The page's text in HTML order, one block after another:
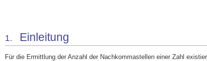
1. Einleitung
Für die Ermittlung der Anzahl der Nachkommastellen einer Zahl